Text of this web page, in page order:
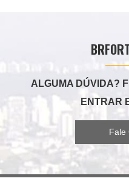
ALGUMA DÚVIDA?
ENTRAR
Fale